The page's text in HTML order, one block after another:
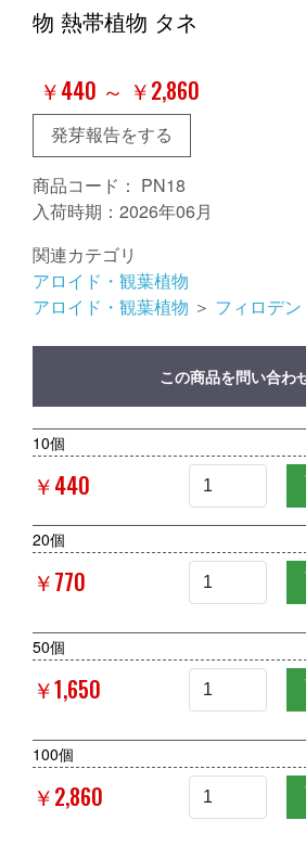
物 熱帯植物 タネ
￥440 ～ ￥2,860
発芽報告をする
商品コード： PN18
入荷時期：2026年06月
関連カテゴリ
アロイド・観葉植物
アロイド・観葉植物 ＞ フィロデ
この商品を問い合わ
10個
￥440
20個
￥770
50個
￥1,650
100個
￥2,860